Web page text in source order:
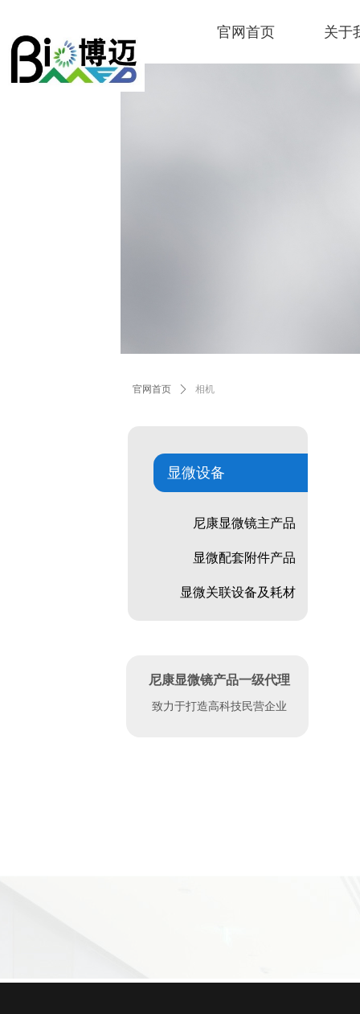
官网首页 关于
官网首页 ꄲ 相机
Control Render
显微设备
尼康显微镜主产品
显微配套附件产品
显微关联设备及耗材
尼康显微镜产品一级代理
致力于打造高科技民营企业